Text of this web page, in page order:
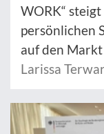
WORK“
persönlichen
auf den
Larissa